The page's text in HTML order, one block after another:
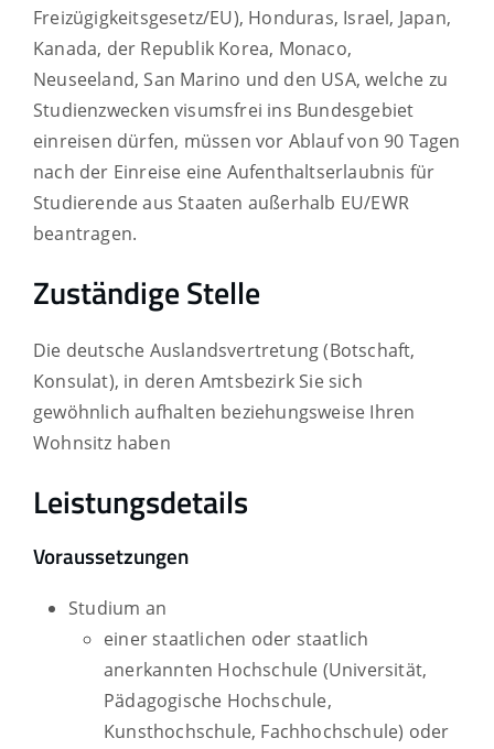
Freizügigkeitsgesetz/EU), Honduras, Israel, Japan,
Kanada, der Republik Korea, Monaco,
Neuseeland, San Marino und den USA, welche zu
Studienzwecken visumsfrei ins Bundesgebiet
einreisen dürfen, müssen vor Ablauf von 90 Tagen
nach der Einreise eine Aufenthaltserlaubnis für
Studierende aus Staaten außerhalb EU/EWR
beantragen.
Zuständige Stelle
Die deutsche Auslandsvertretung (Botschaft,
Konsulat), in deren Amtsbezirk Sie sich
gewöhnlich aufhalten beziehungsweise Ihren
Wohnsitz haben
Leistungsdetails
Voraussetzungen
Studium an
einer staatlichen oder staatlich
anerkannten Hochschule (Universität,
Pädagogische Hochschule,
Kunsthochschule, Fachhochschule) oder